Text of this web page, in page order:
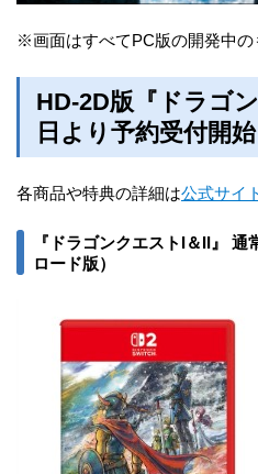
※画⾯はすべてPC版の開発中の
HD-2D版『ドラゴ
日より予約受付開始
各商品や特典の詳細は公式サイ
『ドラゴンクエストI＆II』
ロード版）